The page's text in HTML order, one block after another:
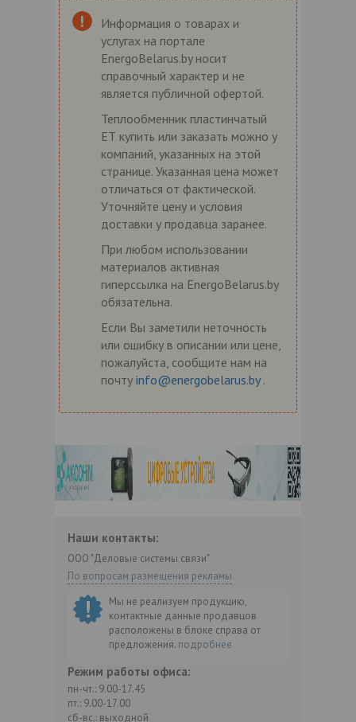
Информация о товарах и
услугах на портале
EnergoBelarus.by носит
справочный характер и не
является публичной офертой.
Теплообменник пластинчатый
ЕТ купить или заказать можно у
компаний, указанных на этой
странице. Указанная цена может
отличаться от фактической.
Уточняйте цену и условия
доставки у продавца заранее.
При любом использовании
материалов активная
гиперссылка на EnergoBelarus.by
обязательна.
Если Вы заметили неточность
или ошибку в описании или цене,
пожалуйста, сообщите нам на
почту info@energobelarus.by .
Наши контакты:
ООО "Деловые системы связи"
По вопросам размещения рекламы
Мы не реализуем продукцию,
контактные данные продавцов
расположены в блоке справа от
предложения. подробнее
Режим работы офиса:
пн-чт.: 9.00-17.45
пт.: 9.00-17.00
сб-вс.: выходной